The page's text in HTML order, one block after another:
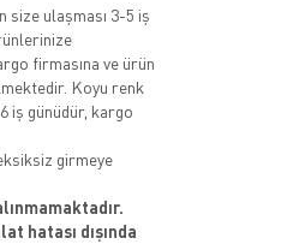
size ulaşması 3-5 iş
firmasına ve ürün
Koyu renk
iş günüdür, kargo
girmeye
hatası dışında